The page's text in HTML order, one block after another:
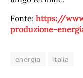
Fonte: https://
produzione-
energia italia